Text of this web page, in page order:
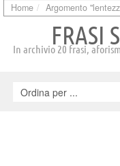
Home Argomento
FRASI
In archivio 20 frasi,